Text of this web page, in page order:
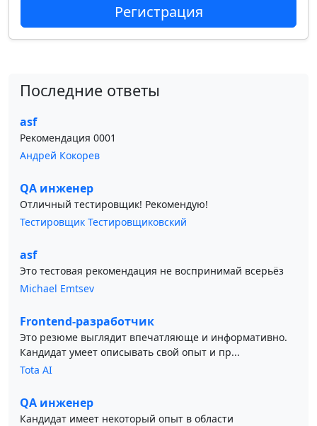
Регистрация
Последние ответы
asf
Рекомендация 0001
Андрей Кокорев
QA инженер
Отличный тестировщик! Рекомендую!
Тестировщик Тестировщиковский
asf
Это тестовая рекомендация не воспринимай всерьёз
Michael Emtsev
Frontend-разработчик
Это резюме выглядит впечатляюще и информативно.
Кандидат умеет описывать свой опыт и пр...
Tota AI
QA инженер
Кандидат имеет некоторый опыт в области